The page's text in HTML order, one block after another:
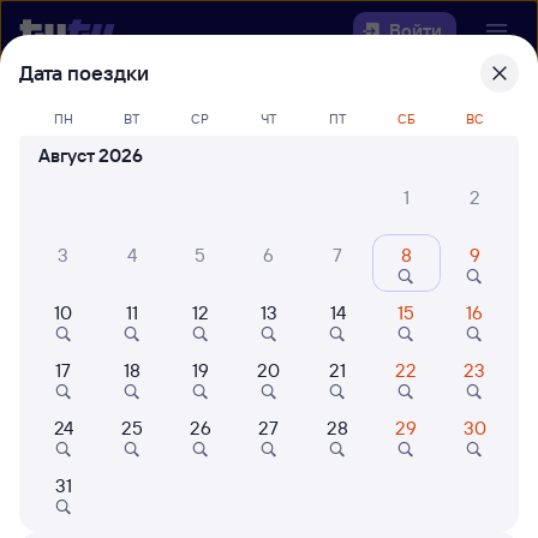
Войти
Выберите день, чтобы найтиж/д
билеты Шафраново — Ремонтная
42 млн путешествуют с
Когда
Кто едет
Дата поездки
ПН ВТ СР ЧТ ПТ СБ ВС
Август 2026
1
2
3 4 5 6 7 8 9
10 11 12 13 14 15 16
17 18 19 20 21 22 23
24 25 26 27 28 29 30
31